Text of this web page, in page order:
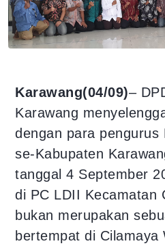
Karawang(04/09)–
Karawang
dengan para pengurus
se-Kabupaten
tanggal 4 September
di PC LDII Kecamatan
bukan merupakan
bertempat di Cilamaya